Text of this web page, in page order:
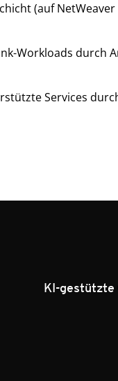
(auf
Workloads
Services
KI-